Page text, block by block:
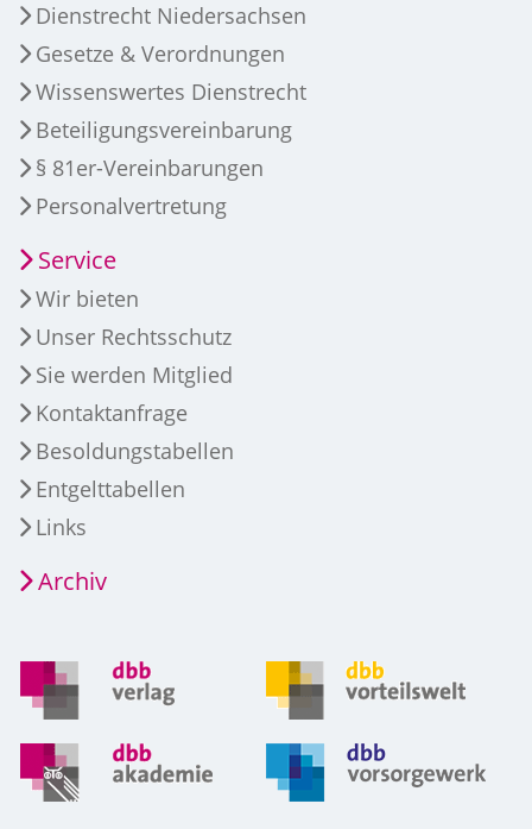
Dienstrecht Niedersachsen
Gesetze & Verordnungen
Wissenswertes Dienstrecht
Beteiligungsvereinbarung
§ 81er-Vereinbarungen
Personalvertretung
Service
Wir bieten
Unser Rechtsschutz
Sie werden Mitglied
Kontaktanfrage
Besoldungstabellen
Entgelttabellen
Links
Archiv